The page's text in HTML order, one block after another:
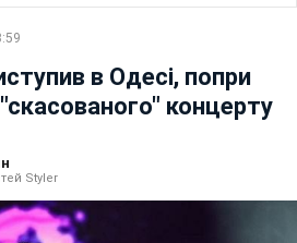
в Одесі, попри
концерту
Styler